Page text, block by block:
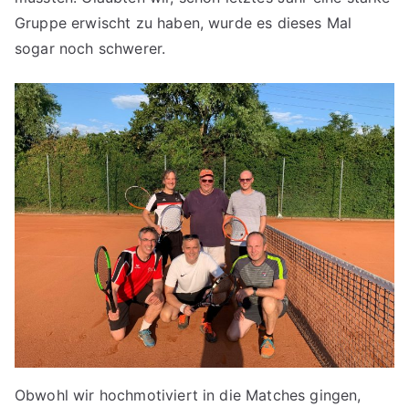
Gruppe erwischt zu haben, wurde es dieses Mal
sogar noch schwerer.
Obwohl wir hochmotiviert in die Matches gingen,